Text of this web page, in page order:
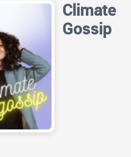
Climate
Gossip